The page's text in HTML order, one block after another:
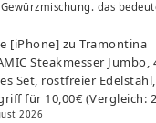
das
[iPhone] zuTramontina
Steakmesser Jumbo,
Set, rostfreier Edelstahl,
für 10,00€ (Vergleich:
2026